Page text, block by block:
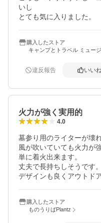
いし
とても気に入りました。
購入したストア
キャンプとトラベル ミュー
違反報告 いい
火力が強く実用的
4.0
墓参り用のライターが壊
風が吹いていても火力が
単に着火出来ます。
丈夫で長持ちしそうです。
デザインも良くアウトド
購入したストア
ものうりばPlantz